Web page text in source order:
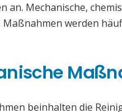
an. Mechanische,
Maßnahmen werden
beinhalten die